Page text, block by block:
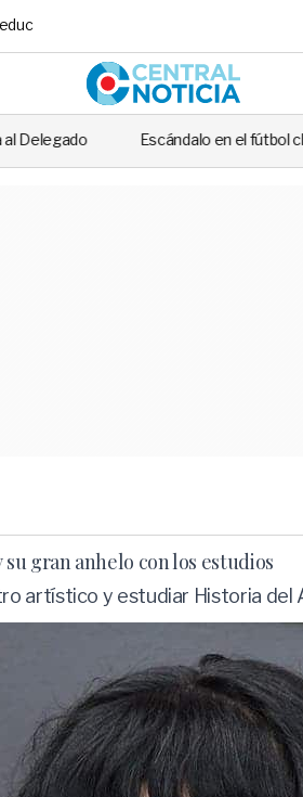
en el fútbol chileno: futbolista fue
gran anhelo con los estudios
artístico y estudiar Historia del